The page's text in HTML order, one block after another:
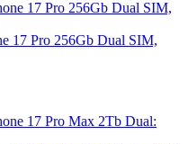
17 Pro 256Gb Dual SIM,